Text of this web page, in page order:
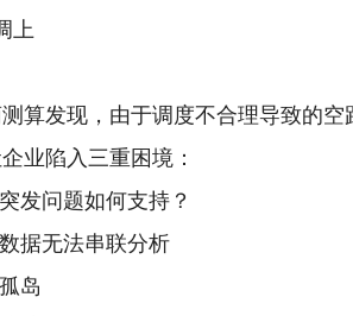
上
算发现，由于调度不合理导致的
业陷入三重困境：
发问题如何支持？
据无法串联分析
岛